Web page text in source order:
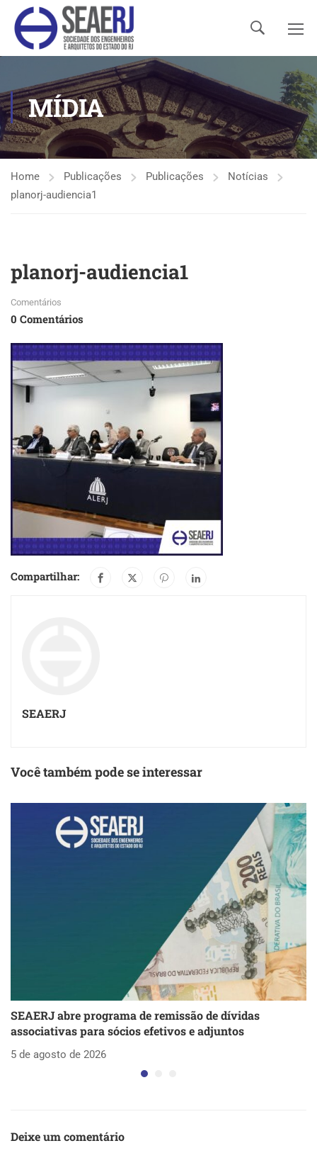
MÍDIA
Home Publicações Publicações
Notícias
planorj-audiencia1
planorj-audiencia1
Comentários
0 Comentários
Compartilhar:
SEAERJ
Você também pode se interessar
SEAERJ abre programa de remissão de dívidas
associativas para sócios efetivos e adjuntos
5 de agosto de 2026
Deixe um comentário